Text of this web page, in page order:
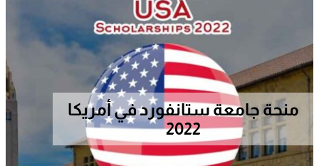
منحة جامعة ستانفورد في أمريكا
2022